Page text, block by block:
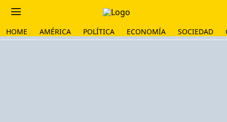
HOME AMÉRICA POLÍTICA ECONOMÍA SOCIEDAD